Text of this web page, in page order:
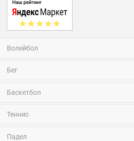
Волейбол
Бег
Баскетбол
Теннис
Падел